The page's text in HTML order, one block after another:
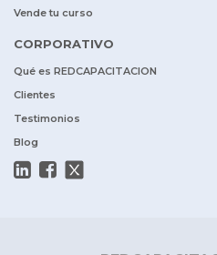
Vende tu curso
CORPORATIVO
Qué es REDCAPACITACION
Clientes
Testimonios
Blog